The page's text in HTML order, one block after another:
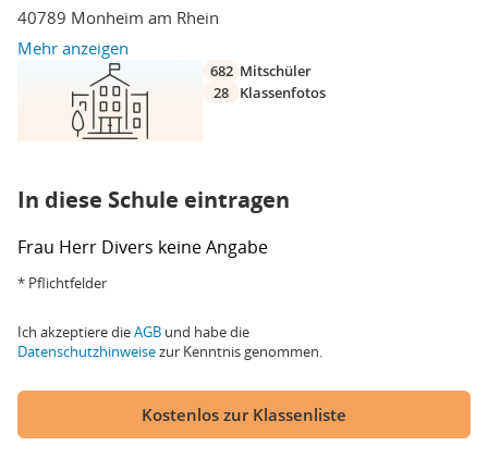
40789 Monheim am Rhein
Mehr anzeigen
682 Mitschüler
28
Klassenfotos
In diese Schule eintragen
Frau Herr Divers keine Angabe
* Pflichtfelder
Ich akzeptiere dieAGB und habe die
Datenschutzhinweisezur Kenntnis genommen.
Kostenlos zur Klassenliste